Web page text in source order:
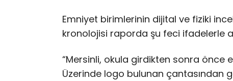
Emniyet birimlerinin dijital ve fiziki
kronolojisi raporda şu feci ifadelerle
“Mersinli, okula girdikten sonra önce
Üzerinde logo bulunan çantasından